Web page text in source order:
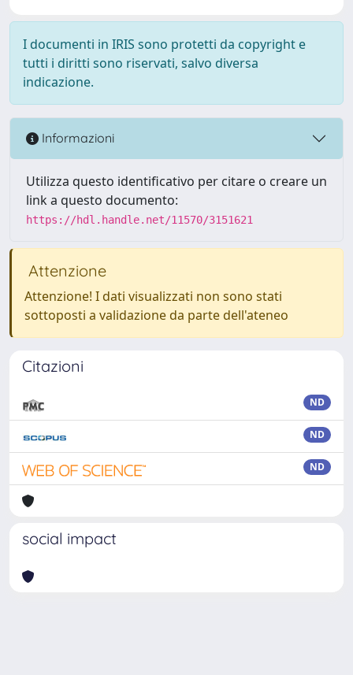
I documenti in IRIS sono protetti da copyright e
tutti i diritti sono riservati, salvo diversa
indicazione.
Informazioni
Utilizza questo identificativo per citare o creare un
link a questo documento:
https://hdl.handle.net/11570/3151621
Attenzione
Attenzione! I dati visualizzati non sono stati
sottoposti a validazione da parte dell'ateneo
Citazioni
ND
ND
ND
social impact